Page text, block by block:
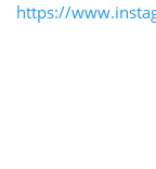
https://